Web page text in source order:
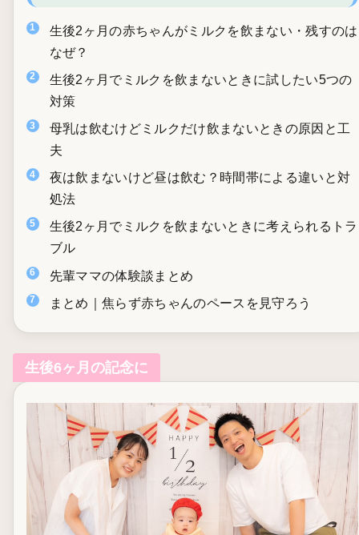
生後2ヶ月の赤ちゃんがミルクを飲まない・残すのは
なぜ？
生後2ヶ月でミルクを飲まないときに試したい5つの
対策
母乳は飲むけどミルクだけ飲まないときの原因と工
夫
夜は飲まないけど昼は飲む？時間帯による違いと対
処法
生後2ヶ月でミルクを飲まないときに考えられるトラ
ブル
先輩ママの体験談まとめ
まとめ｜焦らず赤ちゃんのペースを見守ろう
生後6ヶ月の記念に